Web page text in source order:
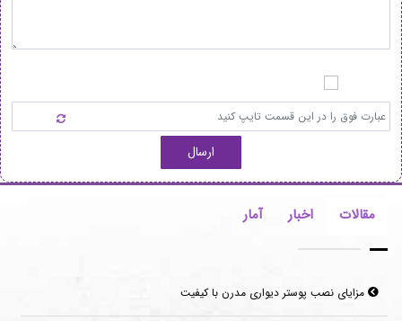
ارسال
مقالات اخبار آمار
مزایای نصب پوستر دیواری مدرن با کیفیت